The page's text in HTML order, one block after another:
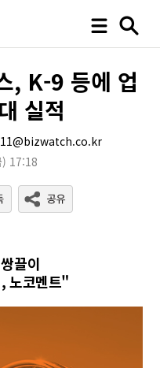
, K-9 등에 업
실적
17:18
끌이
노코멘트"